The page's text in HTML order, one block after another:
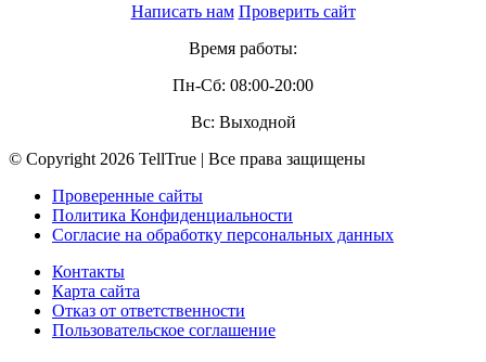
Написать нам Проверить сайт
Время работы:
Пн-Сб: 08:00-20:00
Вс: Выходной
© Copyright 2026 TellTrue | Все права защищены
Проверенные сайты
Политика Конфиденциальности
Согласие на обработку персональных данных
Контакты
Карта сайта
Отказ от ответственности
Пользовательское соглашение